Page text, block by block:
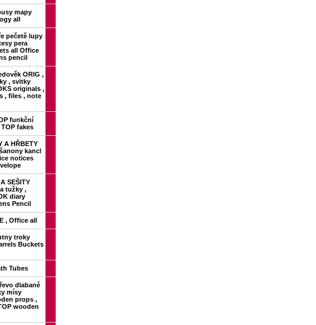
mapy
all
pečetě lupy
pera
all Office
pencil
ORIG ,
, svitky
originals ,
, files , note
funkční
fakes
A HŘBETY
kancl
notices
SEŠITY
tužky ,
diary
Pencil
, Office all
troky
Buckets
Tubes
dlabané
mísy
props ,
wooden